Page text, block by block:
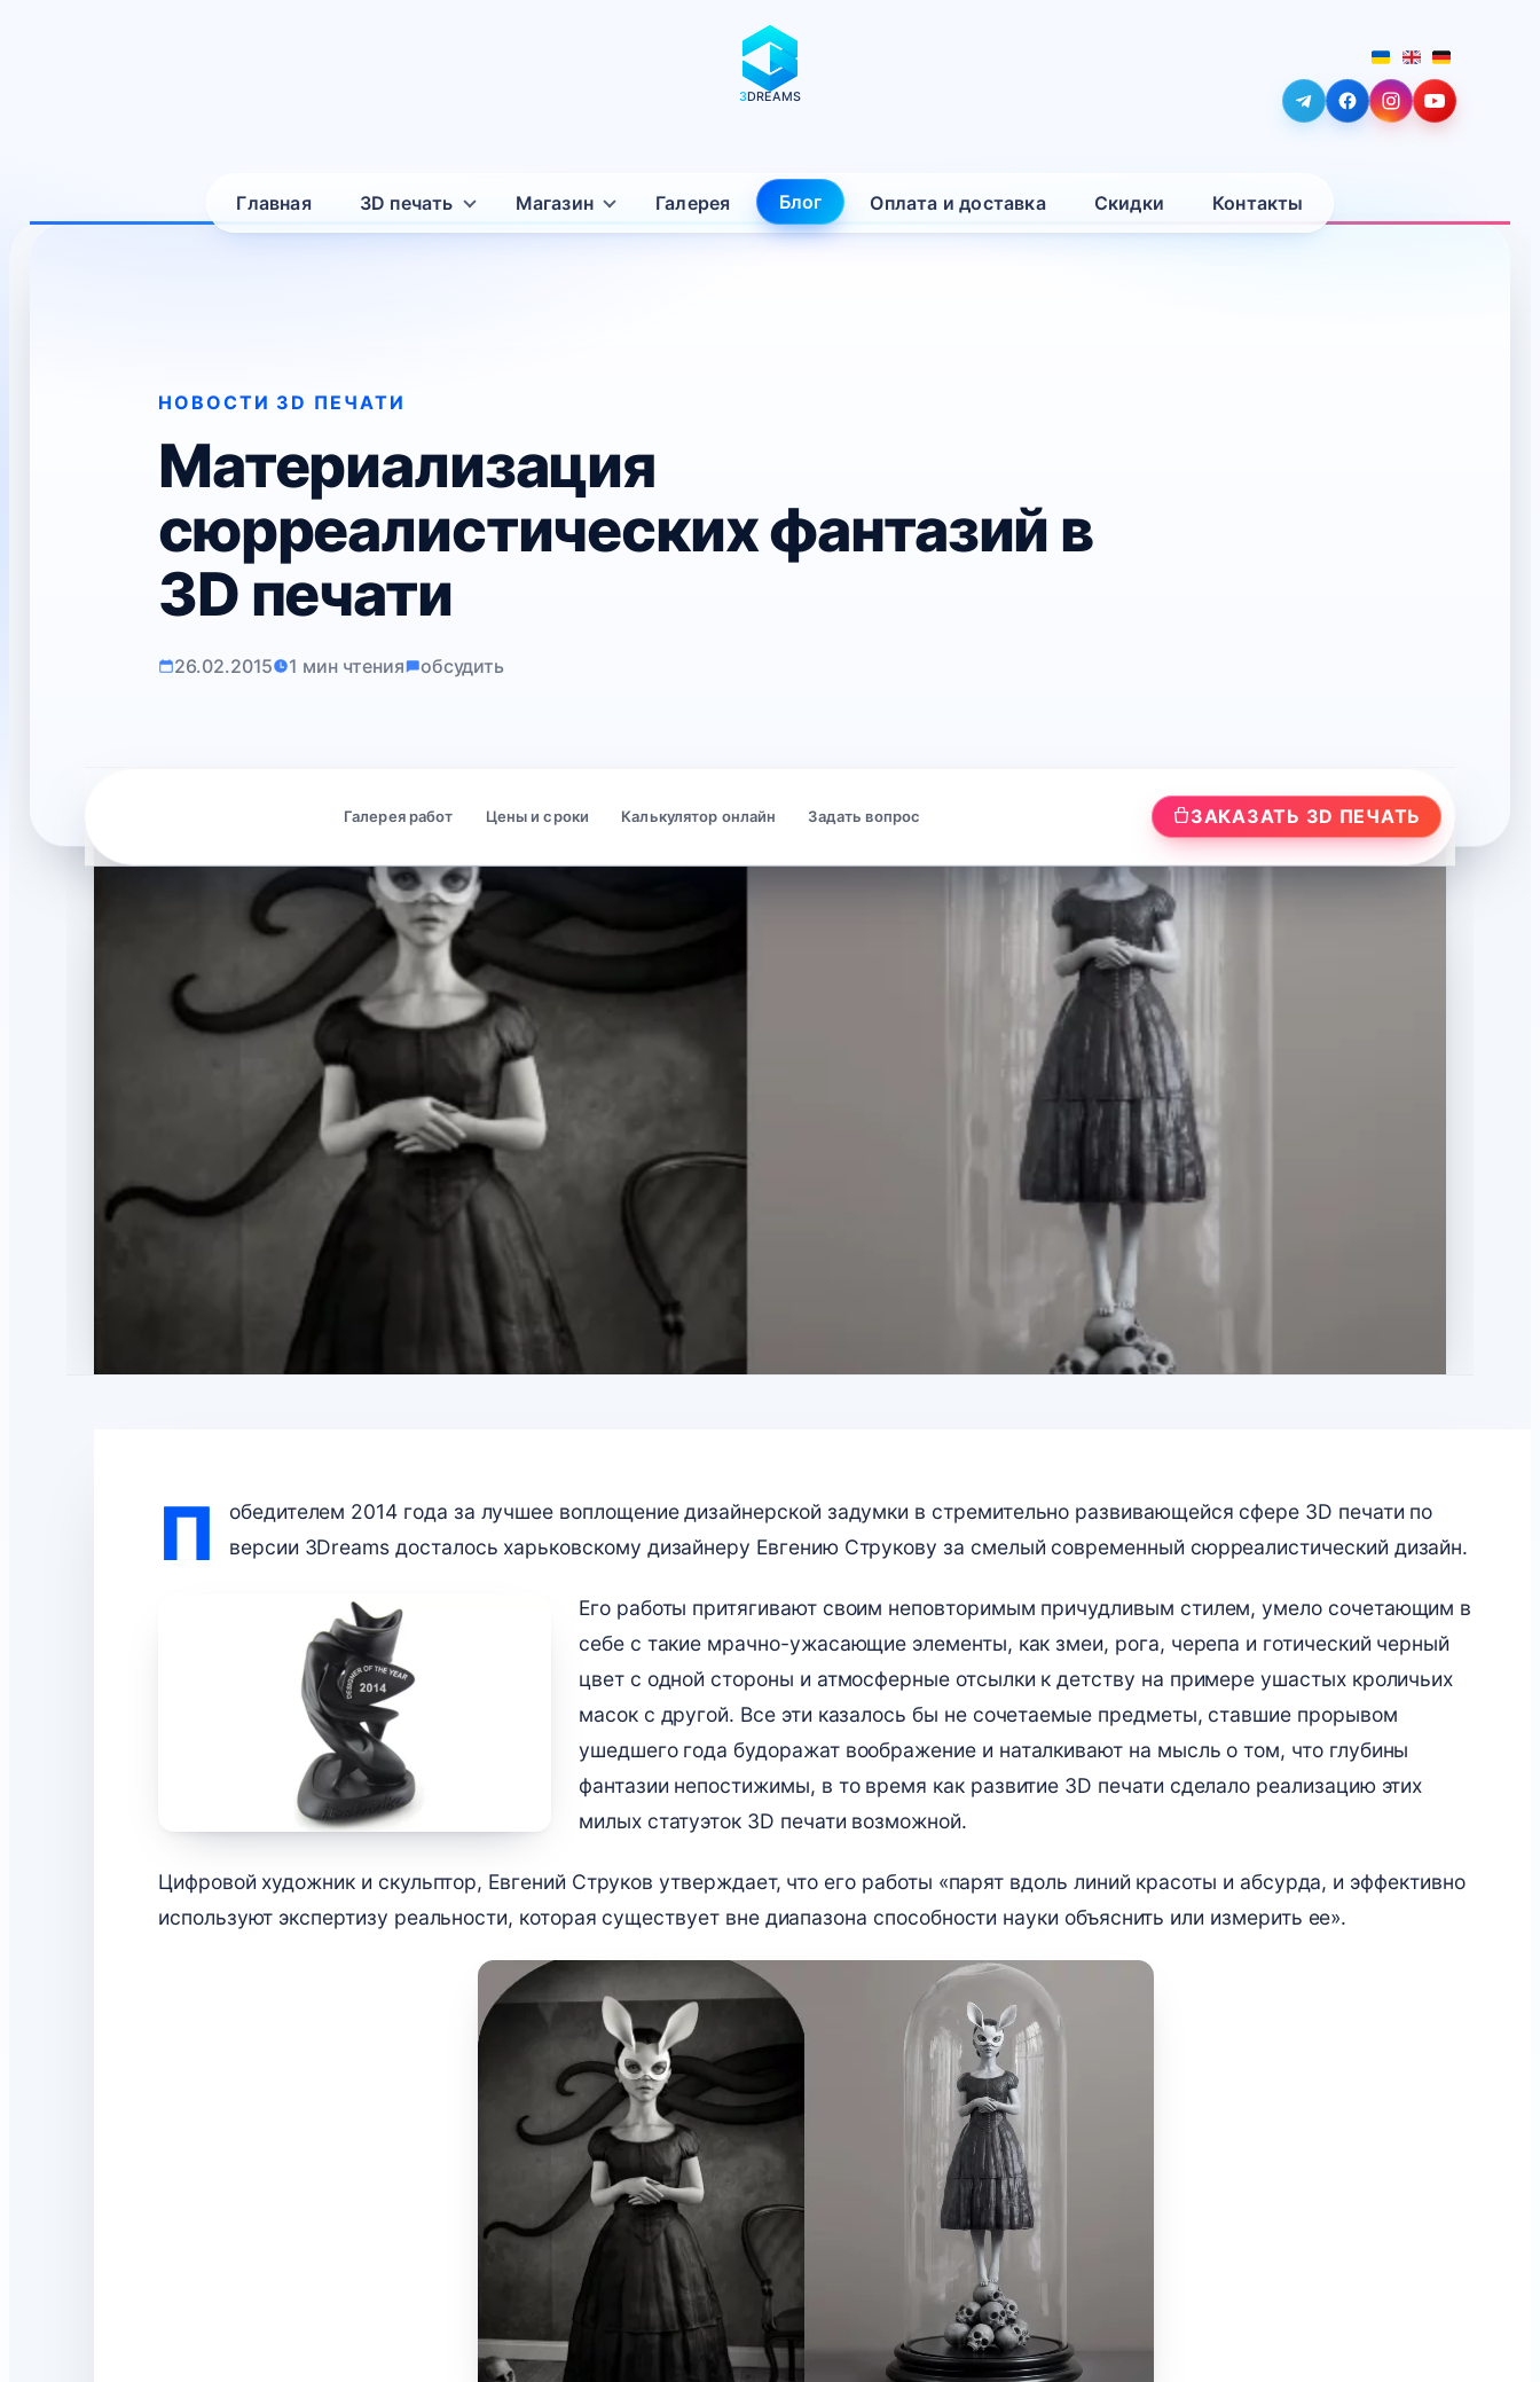
3DREAMS
Главная 3D печать Магазин Галерея Блог Оплата и доставка Скидки Контакты
НОВОСТИ 3D ПЕЧАТИ
Материализация
сюрреалистических фантазий в
3D печати
26.02.2015 1 мин чтения обсудить
галерея работ цены и сроки калькулятор онлайн задать вопрос ЗАКАЗАТЬ 3D ПЕЧАТЬ
П
обедителем 2014 года за лучшее воплощение дизайнерской задумки в стремительно развивающейся сфере 3D печати по
версии 3Dreams досталось харьковскому дизайнеру Евгению Струкову за смелый современный сюрреалистический дизайн.
Его работы притягивают своим неповторимым причудливым стилем, умело сочетающим в
себе с такие мрачно-ужасающие элементы, как змеи, рога, черепа и готический черный
цвет с одной стороны и атмосферные отсылки к детству на примере ушастых кроличьих
масок с другой. Все эти казалось бы не сочетаемые предметы, ставшие прорывом
ушедшего года будоражат воображение и наталкивают на мысль о том, что глубины
фантазии непостижимы, в то время как развитие 3D печати сделало реализацию этих
милых статуэток 3D печати возможной.
Цифровой художник и скульптор, Евгений Струков утверждает, что его работы «парят вдоль линий красоты и абсурда, и эффективно
используют экспертизу реальности, которая существует вне диапазона способности науки объяснить или измерить ее».